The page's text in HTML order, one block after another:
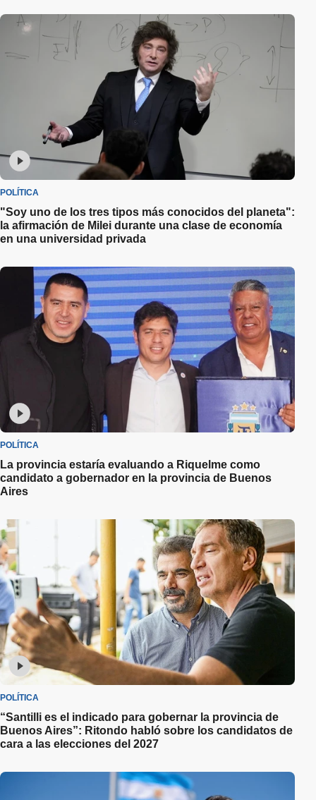
POLÍTICA
"Soy uno de los tres tipos más conocidos del planeta":
la afirmación de Milei durante una clase de economía
en una universidad privada
POLÍTICA
La provincia estaría evaluando a Riquelme como
candidato a gobernador en la provincia de Buenos
Aires
POLÍTICA
“Santilli es el indicado para gobernar la provincia de
Buenos Aires”: Ritondo habló sobre los candidatos de
cara a las elecciones del 2027